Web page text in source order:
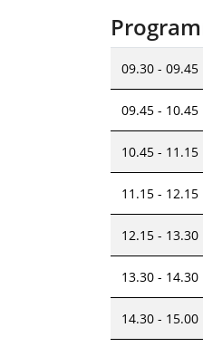
09.30 - 09.45
09.45 - 10.45
10.45 - 11.15
11.15 - 12.15
12.15 - 13.30
13.30 - 14.30
14.30 - 15.00